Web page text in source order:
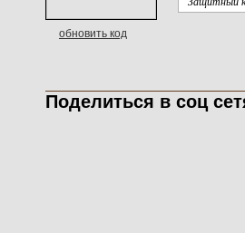
обновить код
Поделиться в соц